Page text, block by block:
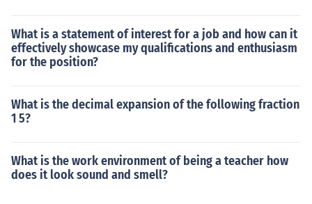
What is a statement of interest for a job and how can it
effectively showcase my qualifications and enthusiasm
for the position?
What is the decimal expansion of the following fraction
1 5?
What is the work environment of being a teacher how
does it look sound and smell?